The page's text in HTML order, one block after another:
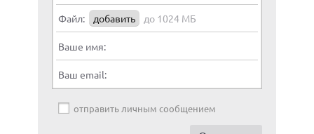
Файл: добавить до 1024 МБ
Ваше имя:
Ваш email:
отправить личным сообщением